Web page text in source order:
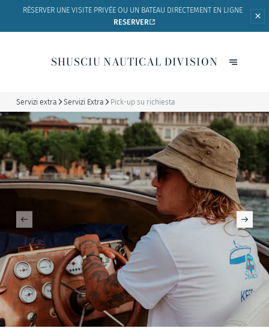
RÉSERVER UNE VISITE PRIVÉE OU UN BATEAU DIRECTEMENT EN LIGNE
RESERVER
SHUSCIU NAUTICAL DIVISION
Servizi extra Servizi Extra Pick-up su richiesta